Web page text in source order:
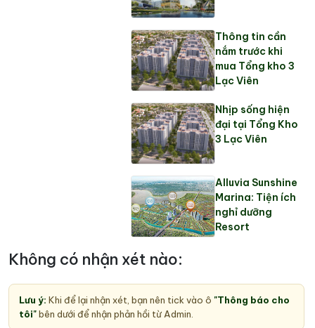
Thông tin cần
nắm trước khi
mua Tổng kho 3
Lạc Viên
Nhịp sống hiện
đại tại Tổng Kho
3 Lạc Viên
Alluvia Sunshine
Marina: Tiện ích
nghỉ dưỡng
Resort
Không có nhận xét nào:
Lưu ý: Khi để lại nhận xét, bạn nên tick vào ô "Thông báo cho
tôi"bên dưới để nhận phản hồi từ Admin.